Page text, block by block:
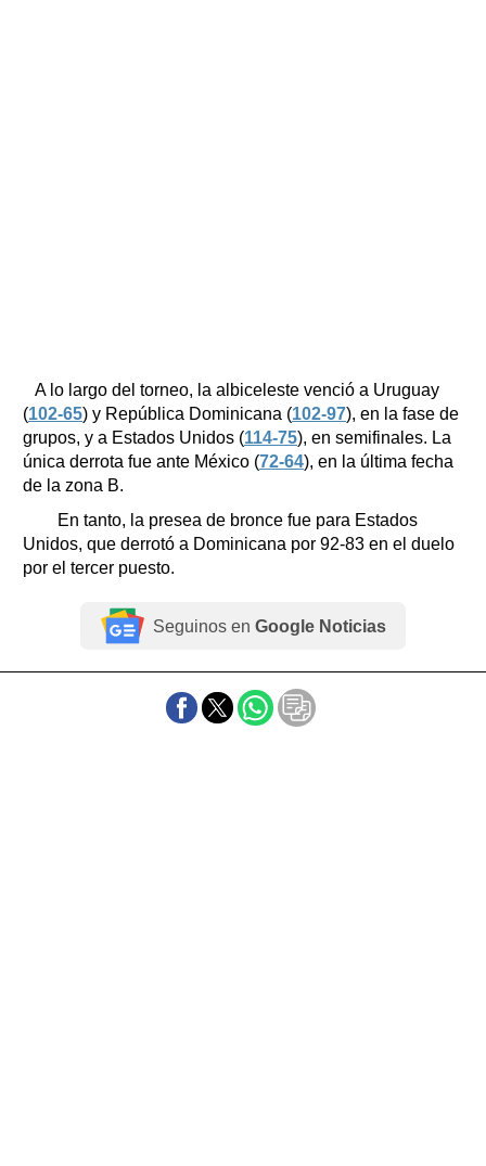
A lo largo del torneo, la albiceleste venció a Uruguay
(102-65) y República Dominicana (102-97), en la fase de
grupos, y a Estados Unidos (114-75), en semifinales. La
única derrota fue ante México (72-64), en la última fecha
de la zona B.
En tanto, la presea de bronce fue para Estados
Unidos, que derrotó a Dominicana por 92-83 en el duelo
por el tercer puesto.
Seguinos en Google Noticias